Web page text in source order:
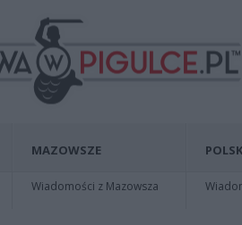
MAZOWSZE
Wiadomości z Mazowsza